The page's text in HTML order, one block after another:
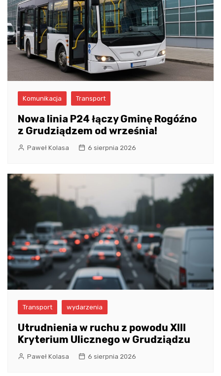
Komunikacja Transport
Nowa linia P24 łączy Gminę Rogóźno
z Grudziądzem od września!
Paweł Kolasa 6 sierpnia 2026
Transport wydarzenia
Utrudnienia w ruchu z powodu XIII
Kryterium Ulicznego w Grudziądzu
Paweł Kolasa 6 sierpnia 2026